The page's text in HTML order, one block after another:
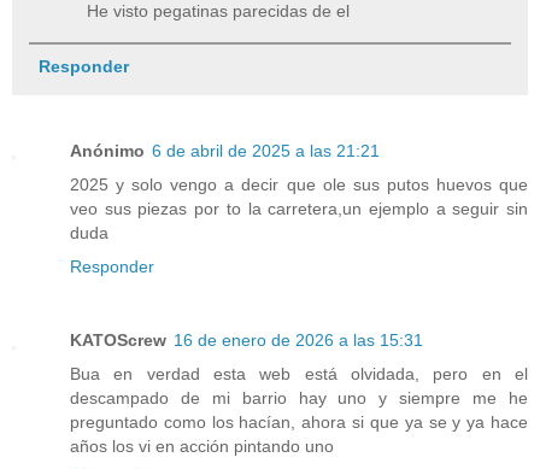
He visto pegatinas parecidas de el
Responder
Anónimo 6 de abril de 2025 a las 21:21
2025 y solo vengo a decir que ole sus putos huevos que
veo sus piezas por to la carretera,un ejemplo a seguir sin
duda
Responder
KATOScrew 16 de enero de 2026 a las 15:31
Bua en verdad esta web está olvidada, pero en el
descampado de mi barrio hay uno y siempre me he
preguntado como los hacían, ahora si que ya se y ya hace
años los vi en acción pintando uno